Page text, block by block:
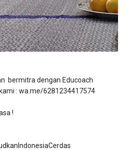
bermitra dengan Educoach
: wa.me/6281234417574
!